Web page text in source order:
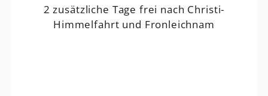
2 zusätzliche Tage frei nach Christi-
Himmelfahrt und Fronleichnam